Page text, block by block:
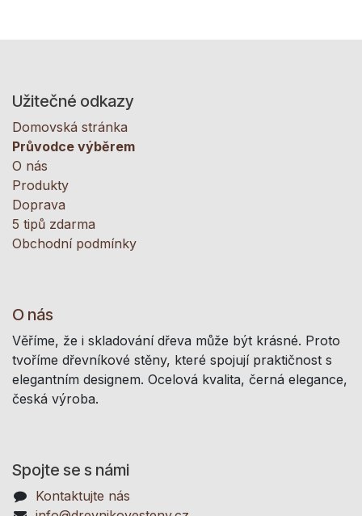
Užitečné odkazy
Domovská stránka
Průvodce výběrem
O nás
Produkty
Doprava
5 tipů zdarma
Obchodní podmínky
O nás
Věříme, že i skladování dřeva může být krásné. Proto
tvoříme dřevníkové stěny, které spojují praktičnost s
elegantním designem. Ocelová kvalita, černá elegance,
česká výroba.
Spojte se s námi
Kontaktujte nás